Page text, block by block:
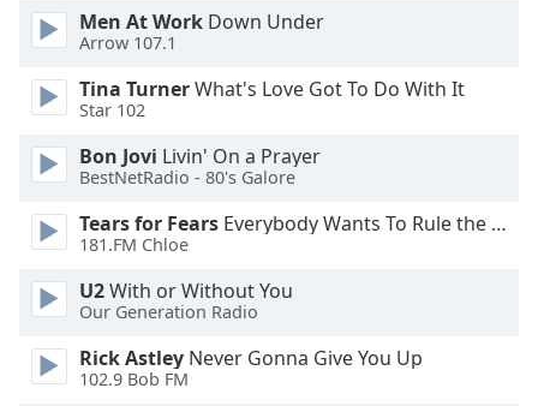
Opacity
Caption
Area
Color
Opacity
Font
Men At Work Down Under
Arrow 107.1
Tina TurnerWhat's Love Got To Do With It
Star 102
Bon Jovi Livin' On a Prayer
BestNetRadio - 80's Galore
Tears for Fears Everybody Wants To Rule the World
181.FM Chloe
U2With or Without You
Our Generation Radio
Rick Astley Never Gonna Give You Up
102.9 Bob FM